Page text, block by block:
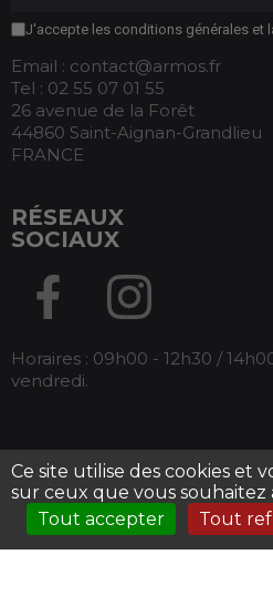
J'accepte les conditions générales et
Email : contact@armos.fr
Tel : 02 55 07 01 55
26 avenue de la Forêt
44860 Saint-Aignan-Grandlieu
FRANCE
RÉSEAUX
SOCIAUX
Horaires : 09h00 - 12h30 /
vendredi.
Tous droits réservés
Conditions
Ce site utilise des cookies et
sur ceux que vous souhaitez
Tout accepter
Tout